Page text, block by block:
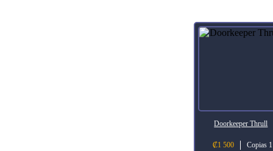
Doorkeeper Thrull
₡1 500 Copias 1